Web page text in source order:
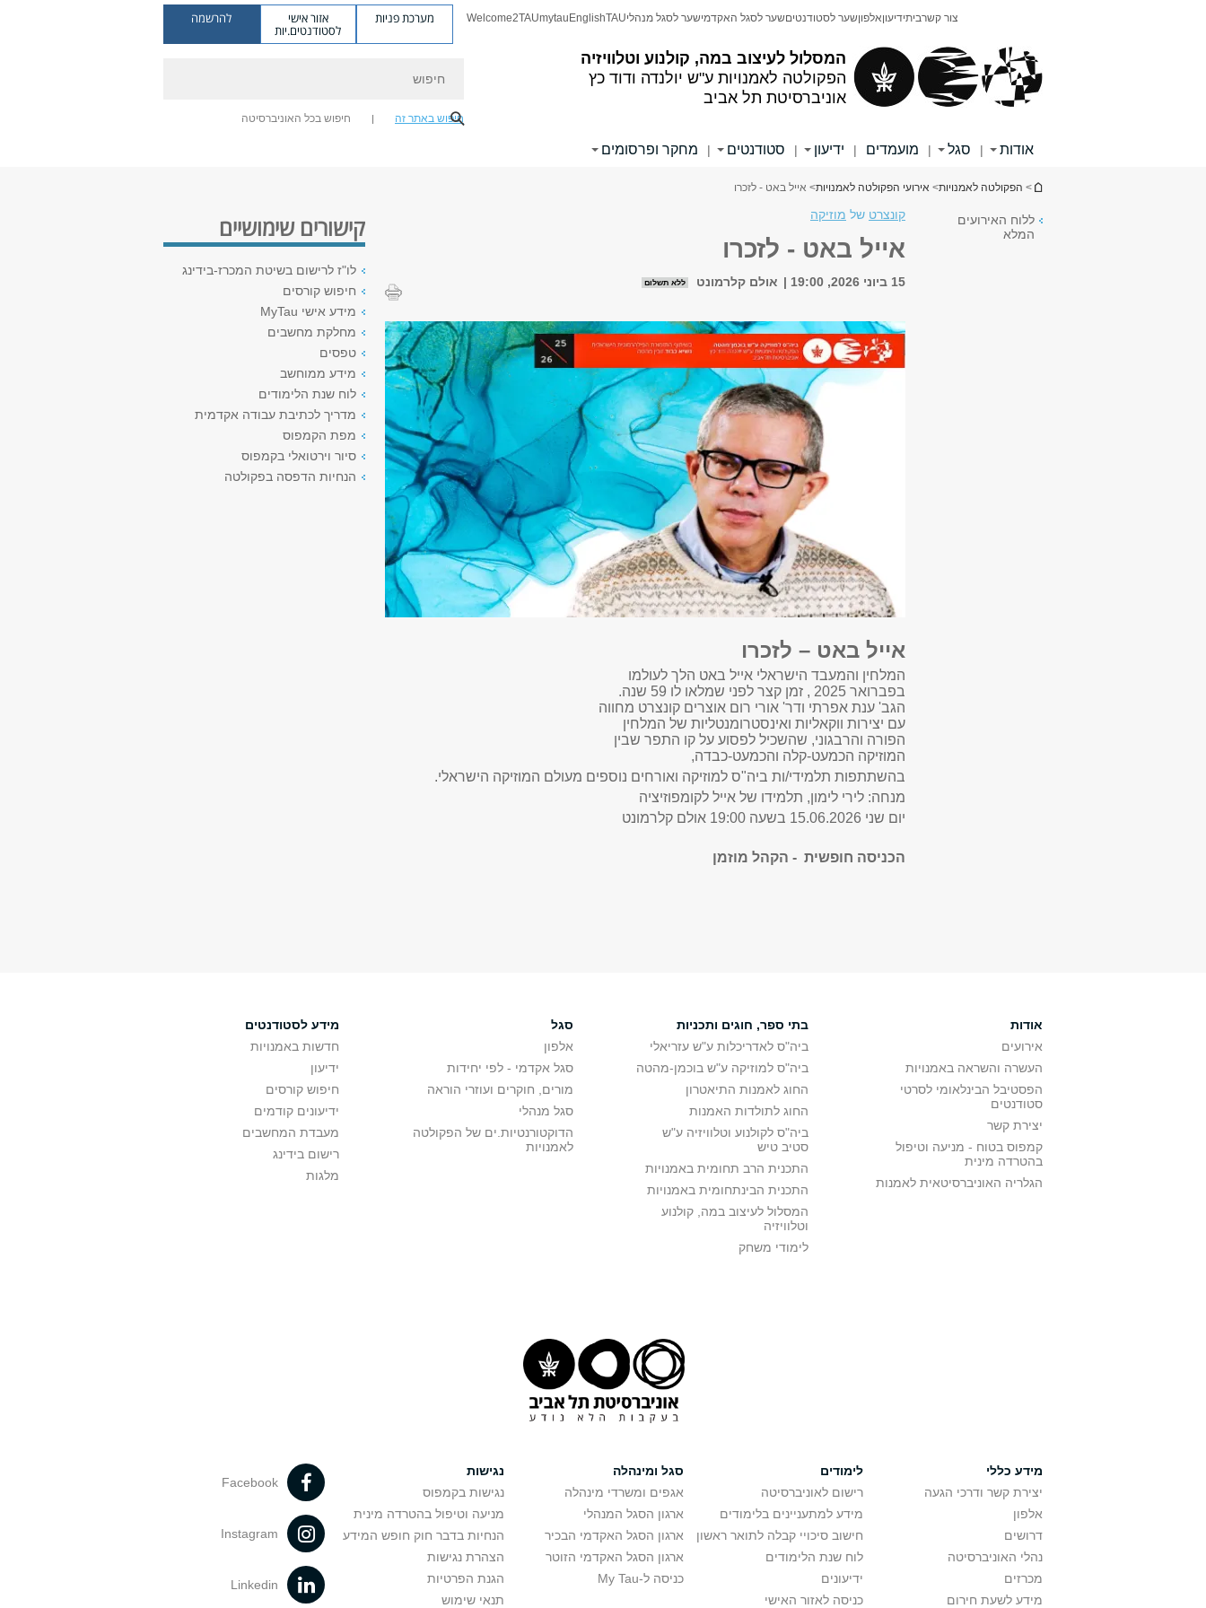
המסלול לעיצוב במה, קולנוע וטלוויזיה
הפקולטה לאמנויות ע"ש יולנדה ודוד כץ
אוניברסיטת תל אביב
צור קשרביתידיעוןאלפוןשער לסטודנטיםשער לסגל האקדמישער לסגל מנהליTAU
English
mytau
Welcome2TAU מערכת פניות אזור אישי
לסטודנטים.יות
להרשמה
חיפוש באתר זה חיפוש בכל האוניברסיטה
אודות | סגל | מועמדים | ידיעון | סטודנטים | מחקר ופרסומים
הינך נמצא כאן
> הפקולטה לאמנויות> אירועי הפקולטה לאמנויות> אייל באט - לזכרו
ללוח האירועים
המלא
קונצרט של מוזיקה
אייל באט - לזכרו
15 ביוני 2026, 19:00 אולם קלרמונט ללא תשלום
אייל באט – לזכרו
המלחין והמעבד הישראלי אייל באט הלך לעולמו
בפברואר 2025 , זמן קצר לפני שמלאו לו 59 שנה.
הגב' ענת אפרתי ודר' אורי רום אוצרים קונצרט מחווה
עם יצירות ווקאליות ואינסטרומנטליות של המלחין
הפורה והרבגוני, שהשכיל לפסוע על קו התפר שבין
המוזיקה הכמעט-קלה והכמעט-כבדה,
בהשתתפות תלמידי/ות ביה"ס למוזיקה ואורחים נוספים מעולם המוזיקה הישראלי.
מנחה: לירי לימון, תלמידו של אייל לקומפוזיציה
יום שני 15.06.2026 בשעה 19:00 אולם קלרמונט
הכניסה חופשית - הקהל מוזמן
קישורים שימושיים
לו"ז לרישום בשיטת המכרז-בידינג
חיפוש קורסים
מידע אישי MyTau
מחלקת מחשבים
טפסים
מידע ממוחשב
לוח שנת הלימודים
מדריך לכתיבת עבודה אקדמית
מפת הקמפוס
סיור וירטואלי בקמפוס
הנחיות הדפסה בפקולטה
אודות
אירועים
העשרה והשראה באמנויות
הפסטיבל הבינלאומי לסרטי
סטודנטים
יצירת קשר
קמפוס בטוח - מניעה וטיפול
בהטרדה מינית
הגלריה האוניברסיטאית לאמנות
בתי ספר, חוגים ותכניות
ביה"ס לאדריכלות ע"ש עזריאלי
ביה"ס למוזיקה ע"ש בוכמן-מהטה
החוג לאמנות התיאטרון
החוג לתולדות האמנות
ביה"ס לקולנוע וטלוויזיה ע"ש
סטיב טיש
התכנית הרב תחומית באמנויות
התכנית הבינתחומית באמנויות
המסלול לעיצוב במה, קולנוע
וטלוויזיה
לימודי משחק
סגל
אלפון
סגל אקדמי - לפי יחידות
מורים, חוקרים ועוזרי הוראה
סגל מנהלי
הדוקטורנטיות.ים של הפקולטה
לאמנויות
מידע לסטודנטים
חדשות באמנויות
ידיעון
חיפוש קורסים
ידיעונים קודמים
מעבדת המחשבים
רישום בידינג
מלגות
מידע כללי
יצירת קשר ודרכי הגעה
אלפון
דרושים
נהלי האוניברסיטה
מכרזים
מידע לשעת חירום
לימודים
רישום לאוניברסיטה
מידע למתעניינים בלימודים
חישוב סיכויי קבלה לתואר ראשון
לוח שנת הלימודים
ידיעונים
כניסה לאזור האישי
סגל ומינהלה
אגפים ומשרדי מינהלה
ארגון הסגל המנהלי
ארגון הסגל האקדמי הבכיר
ארגון הסגל האקדמי הזוטר
כניסה ל-My Tau
נגישות
נגישות בקמפוס
מניעה וטיפול בהטרדה מינית
הנחיות בדבר חוק חופש המידע
הצהרת נגישות
הגנת הפרטיות
תנאי שימוש
Facebook
Instagram
Linkedin